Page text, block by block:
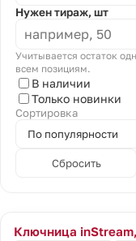
Нужен тираж, шт
Учитывается остаток
всем позициям.
В наличии
Только новинки
Сортировка
Сбросить
Ключница